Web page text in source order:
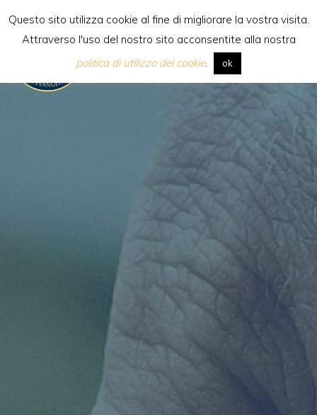
contenido
[:it] Scuola Internazionale di
Evangelizzazione
Evangelization[:es]Escuela
Internacional de
Szkoła Ewangelizacji[:]
Questo sito utilizza cookie al fine di migliorare la vostra visita.
Attraverso l'uso del nostro sito acconsentite alla nostra
politica di utilizzo dei cookie. ok